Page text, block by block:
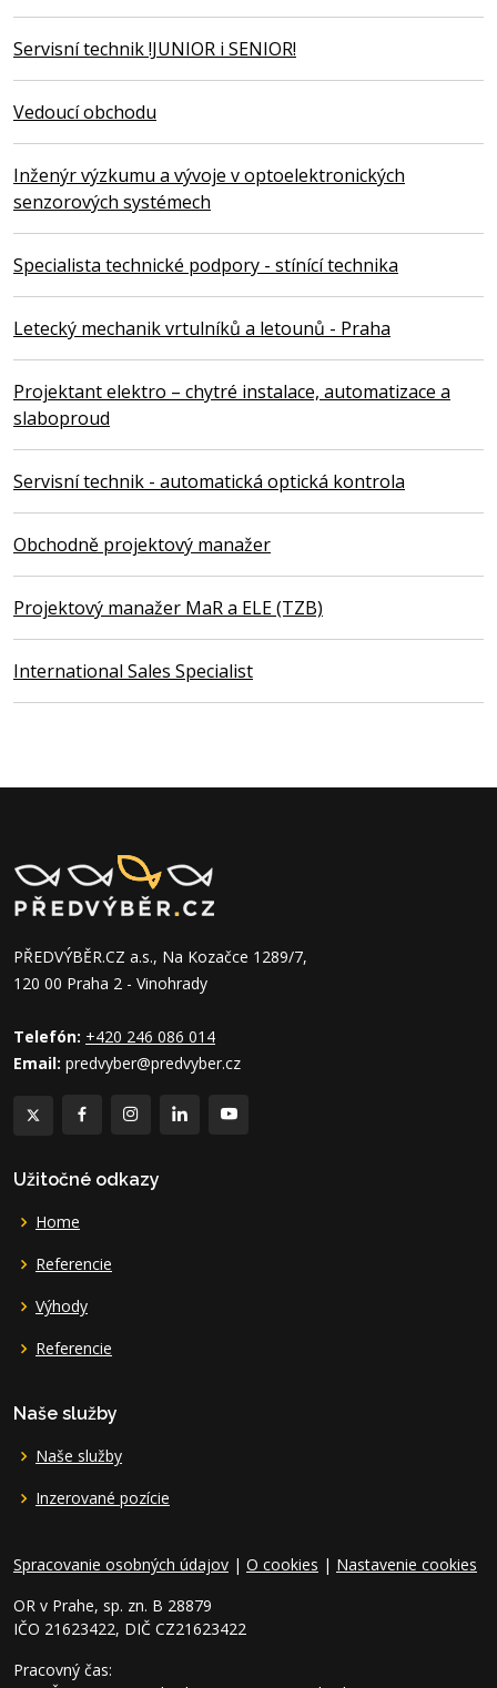
Servisní technik !JUNIOR i SENIOR!
Vedoucí obchodu
Inženýr výzkumu a vývoje v optoelektronických
senzorových systémech
Specialista technické podpory - stínící technika
Letecký mechanik vrtulníků a letounů - Praha
Projektant elektro – chytré instalace, automatizace a
slaboproud
Servisní technik - automatická optická kontrola
Obchodně projektový manažer
Projektový manažer MaR a ELE (TZB)
International Sales Specialist
PŘEDVÝBĚR.CZ a.s., Na Kozačce 1289/7,
120 00 Praha 2 - Vinohrady
Telefón: +420 246 086 014
Email: predvyber@predvyber.cz
Užitočné odkazy
Home
Referencie
Výhody
Referencie
Naše služby
Naše služby
Inzerované pozície
Spracovanie osobných údajov | O cookies | Nastavenie cookies
OR v Prahe, sp. zn. B 28879
IČO 21623422, DIČ CZ21623422
Pracovný čas: